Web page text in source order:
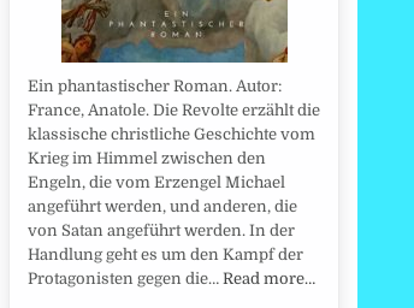
Ein phantastischer Roman. Autor:
France, Anatole. Die Revolte erzählt die
klassische christliche Geschichte vom
Krieg im Himmel zwischen den
Engeln, die vom Erzengel Michael
angeführt werden, und anderen, die
von Satan angeführt werden. In der
Handlung geht es um den Kampf der
Protagonisten gegen die… Read more…